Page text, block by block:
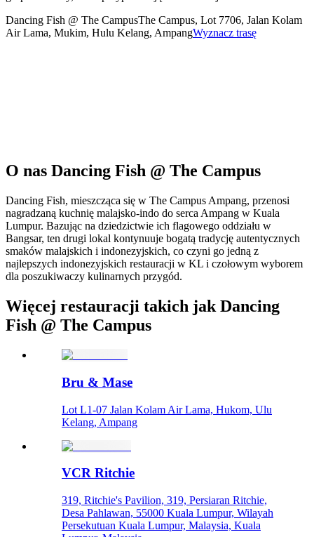
Dancing Fish @ The CampusThe Campus, Lot 7706, Jalan Kolam
Air Lama, Mukim, Hulu Kelang, AmpangWyznacz trasę
O nas Dancing Fish @ The Campus
Dancing Fish, mieszcząca się w The Campus Ampang, przenosi
nagradzaną kuchnię malajsko-indo do serca Ampang w Kuala
Lumpur. Bazując na dziedzictwie ich flagowego oddziału w
Bangsar, ten drugi lokal kontynuuje bogatą tradycję autentycznych
smaków malajskich i indonezyjskich, co czyni go jedną z
najlepszych indonezyjskich restauracji w KL i czołowym wyborem
dla poszukiwaczy kulinarnych przygód.
Więcej restauracji takich jak Dancing
Fish @ The Campus
Bru & Mase
Lot L1-07 Jalan Kolam Air Lama, Hukom, Ulu
Kelang, Ampang
VCR Ritchie
319, Ritchie's Pavilion, 319, Persiaran Ritchie,
Desa Pahlawan, 55000 Kuala Lumpur, Wilayah
Persekutuan Kuala Lumpur, Malaysia, Kuala